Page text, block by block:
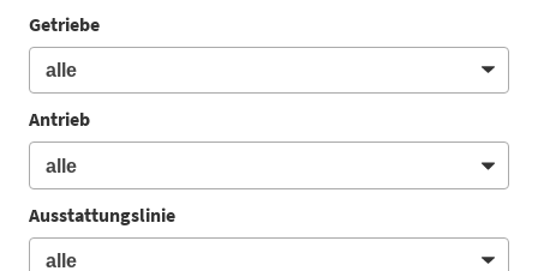
Getriebe
Antrieb
Ausstattungslinie